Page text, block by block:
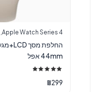
Apple Watch Series 4
44mm אפל
5.00
מתוך 5
₪299